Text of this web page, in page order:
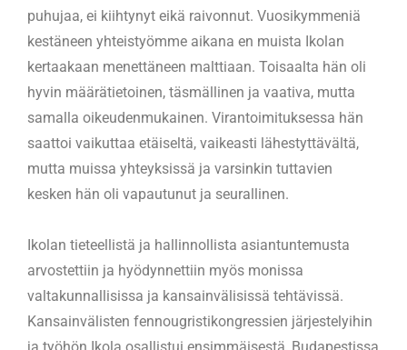
puhujaa, ei kiihtynyt eikä raivonnut. Vuosikymmeniä
kestäneen yhteistyömme aikana en muista Ikolan
kertaakaan menettäneen malttiaan. Toisaalta hän oli
hyvin määrätietoinen, täsmällinen ja vaativa, mutta
samalla oikeudenmukainen. Virantoimituksessa hän
saattoi vaikuttaa etäiseltä, vaikeasti lähestyttävältä,
mutta muissa yhteyksissä ja varsinkin tuttavien
kesken hän oli vapautunut ja seurallinen.
Ikolan tieteellistä ja hallinnollista asiantuntemusta
arvostettiin ja hyödynnettiin myös monissa
valtakunnallisissa ja kansainvälisissä tehtävissä.
Kansainvälisten fennougristikongressien järjestelyihin